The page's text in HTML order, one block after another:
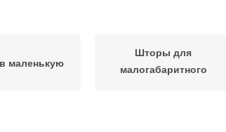
маленькую
Шторы для
малогабаритного